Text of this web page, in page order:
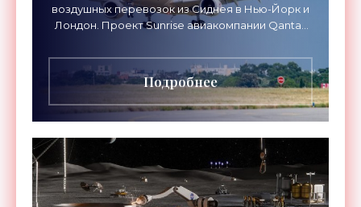
воздушных перевозок из Сиднея в Нью-Йорк и
Лондон. Проект Sunrise авиакомпании Qantas
длительностью до 24
Подробнее